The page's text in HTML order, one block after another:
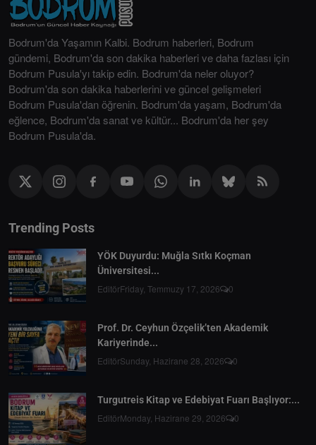
Bodrum'da Yaşamın Kalbi. Bodrum haberleri, Bodrum
gündemi, Bodrum'da son dakika haberleri ve daha fazlası için
Bodrum Pusula'yı takip edin. Bodrum'da neler oluyor?
Bodrum'da son dakika haberlerini ve güncel gelişmeleri
Bodrum Pusula'dan öğrenin. Bodrum'da yaşam, Bodrum'da
eğlence, Bodrum'da sanat ve kültür... Bodrum'da her şey
Bodrum Pusula'da.
Trending Posts
YÖK Duyurdu: Muğla Sıtkı Koçman
Üniversitesi...
EditörFriday, Temmuzy 17, 2026 0
Prof. Dr. Ceyhun Özçelik’ten Akademik
Kariyerinde...
EditörSunday, Hazirane 28, 2026 0
Turgutreis Kitap ve Edebiyat Fuarı Başlıyor:...
EditörMonday, Hazirane 29, 2026 0